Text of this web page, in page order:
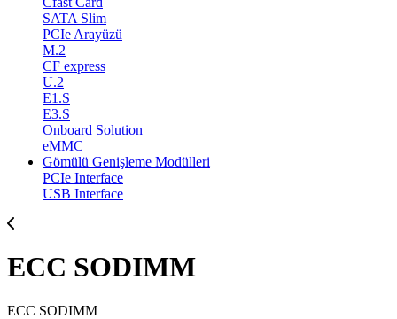
SATA Slim
PCIe Arayüzü
M.2
CF express
U.2
E1.S
E3.S
Onboard Solution
eMMC
Gömülü Genişleme Modülleri
PCIe Interface
USB Interface
ECC SODIMM
ECC SODIMM